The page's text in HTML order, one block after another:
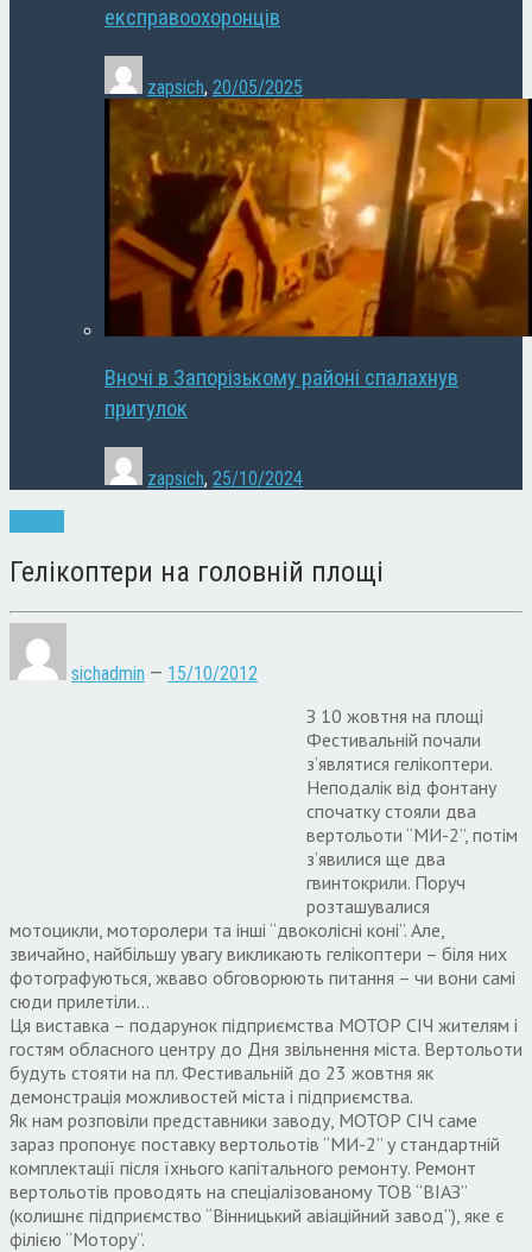
експравоохоронців
zapsich, 20/05/2025
Вночі в Запорізькому районі спалахнув
притулок
zapsich, 25/10/2024
Гелікоптери на головній площі
sichadmin — 15/10/2012
З 10 жовтня на площі
Фестивальній почали
з’являтися гелікоптери.
Неподалік від фонтану
спочатку стояли два
вертольоти “МИ-2”, потім
з’явилися ще два
гвинтокрили. Поруч
розташувалися
мотоцикли, моторолери та інші “двоколісні коні”. Але,
звичайно, найбільшу увагу викликають гелікоптери – біля них
фотографуються, жваво обговорюють питання – чи вони самі
сюди прилетіли…
Ця виставка – подарунок підприємства МОТОР СІЧ жителям і
гостям обласного центру до Дня звільнення міста. Вертольоти
будуть стояти на пл. Фестивальній до 23 жовтня як
демонстрація можливостей міста і підприємства.
Як нам розповіли представники заводу, МОТОР СІЧ саме
зараз пропонує поставку вертольотів “МИ-2” у стандартній
комплектації після їхнього капітального ремонту. Ремонт
вертольотів проводять на спеціалізованому ТОВ “ВІАЗ”
(колишнє підприємство “Вінницький авіаційний завод”), яке є
філією “Мотору”.